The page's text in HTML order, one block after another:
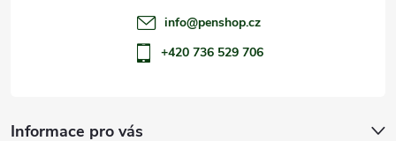
Informace pro vás
info@penshop.cz
+420 736 529 706